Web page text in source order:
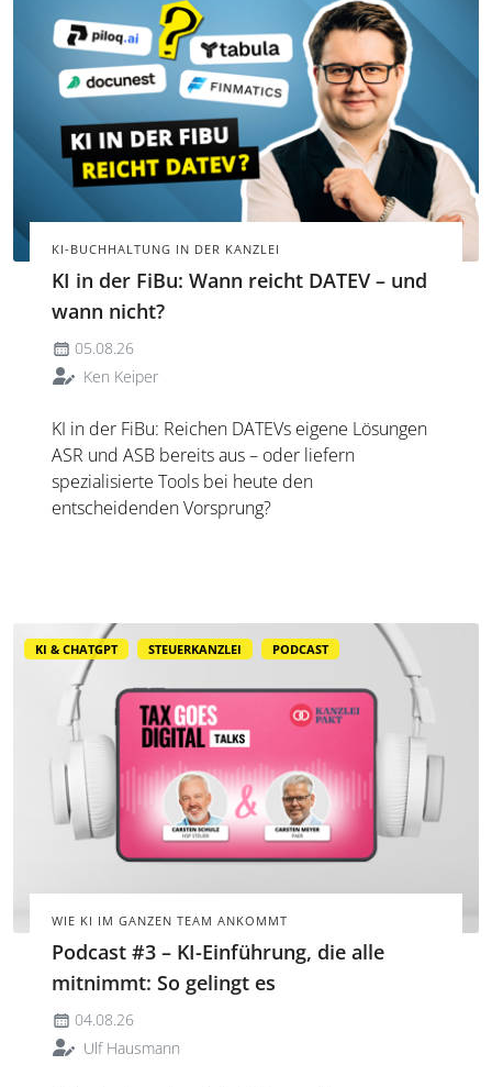
KI-BUCHHALTUNG IN DER KANZLEI
KI in der FiBu: Wann reicht DATEV – und
wann nicht?
05.08.26
Ken Keiper
KI in der FiBu: Reichen DATEVs eigene Lösungen
ASR und ASB bereits aus – oder liefern
spezialisierte Tools bei heute den
entscheidenden Vorsprung?
KI & CHATGPT STEUERKANZLEI PODCAST
WIE KI IM GANZEN TEAM ANKOMMT
Podcast #3 – KI-Einführung, die alle
mitnimmt: So gelingt es
04.08.26
Ulf Hausmann